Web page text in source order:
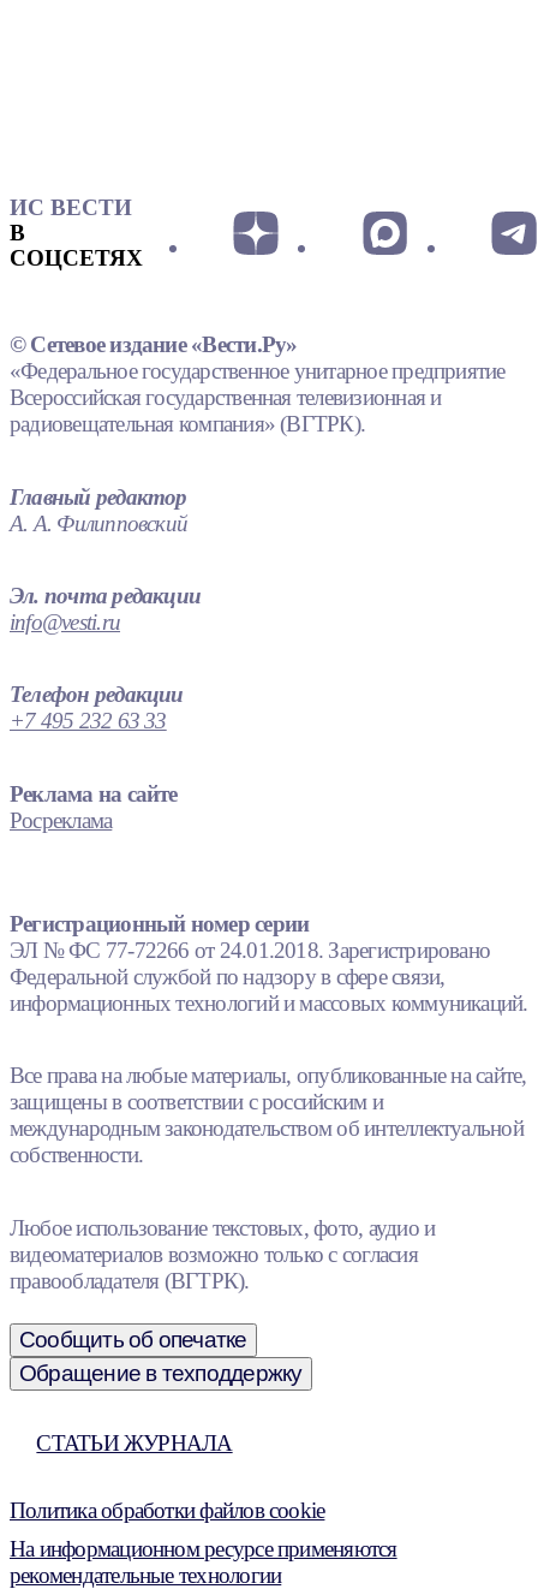
ИС ВЕСТИ
В
СОЦСЕТЯХ
© Сетевое издание «Вести.Ру»
«Федеральное государственное унитарное предприятие
Всероссийская государственная телевизионная и
радиовещательная компания» (ВГТРК).
Главный редактор
А. А. Филипповский
Эл. почта редакции
info@vesti.ru
Телефон редакции
+7 495 232 63 33
Реклама на сайте
Росреклама
Регистрационный номер серии
ЭЛ № ФС 77-72266 от 24.01.2018. Зарегистрировано
Федеральной службой по надзору в сфере связи,
информационных технологий и массовых коммуникаций.
Все права на любые материалы, опубликованные на сайте,
защищены в соответствии с российским и
международным законодательством об интеллектуальной
собственности.
Любое использование текстовых, фото, аудио и
видеоматериалов возможно только с согласия
правообладателя (ВГТРК).
Сообщить об опечатке
Обращение в техподдержку
СТАТЬИ ЖУРНАЛА
Политика обработки файлов cookie
На информационном ресурсе применяются
рекомендательные технологии